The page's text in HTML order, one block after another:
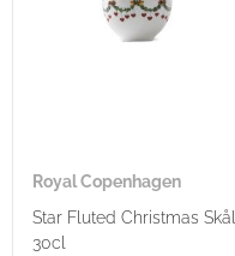
Royal Copenhagen
Star Fluted Christmas Skål
30cl